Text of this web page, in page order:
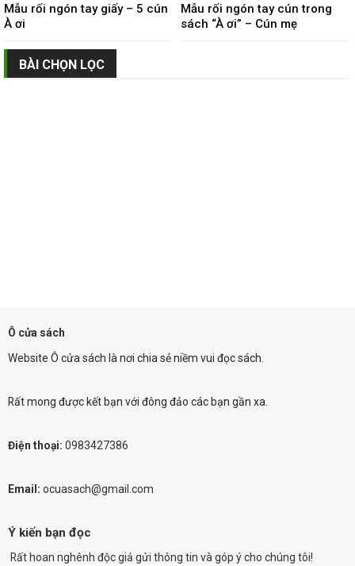
Mẫu rối ngón tay giấy – 5 cún
À ơi
Mẫu rối ngón tay cún trong
sách “À ơi” – Cún mẹ
BÀI CHỌN LỌC
Ô cửa sách
Website Ô cửa sách là nơi chia sẻ niềm vui đọc sách.
Rất mong được kết bạn với đông đảo các bạn gần xa.
Điện thoại: 0983427386
Email: ocuasach@gmail.com
Ý kiến bạn đọc
Rất hoan nghênh độc giả gửi thông tin và góp ý cho chúng tôi!